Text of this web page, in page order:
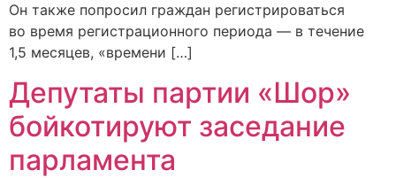
Он также попросил граждан регистрироваться
во время регистрационного периода — в течение
1,5 месяцев, «времени […]
Депутаты партии «Шор»
бойкотируют заседание
парламента